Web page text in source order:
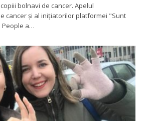
bolnavi de cancer. Apelul
cancer şi al iniţiatorilor platformei "Sunt
People a…